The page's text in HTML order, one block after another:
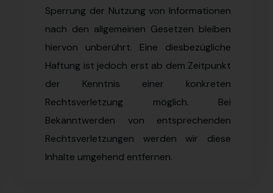
Sperrung der Nutzung von Informationen
nach den allgemeinen Gesetzen bleiben
hiervon unberührt. Eine diesbezügliche
Haftung ist jedoch erst ab dem Zeitpunkt
der Kenntnis einer konkreten
Rechtsverletzung möglich. Bei
Bekanntwerden von entsprechenden
Rechtsverletzungen werden wir diese
Inhalte umgehend entfernen.